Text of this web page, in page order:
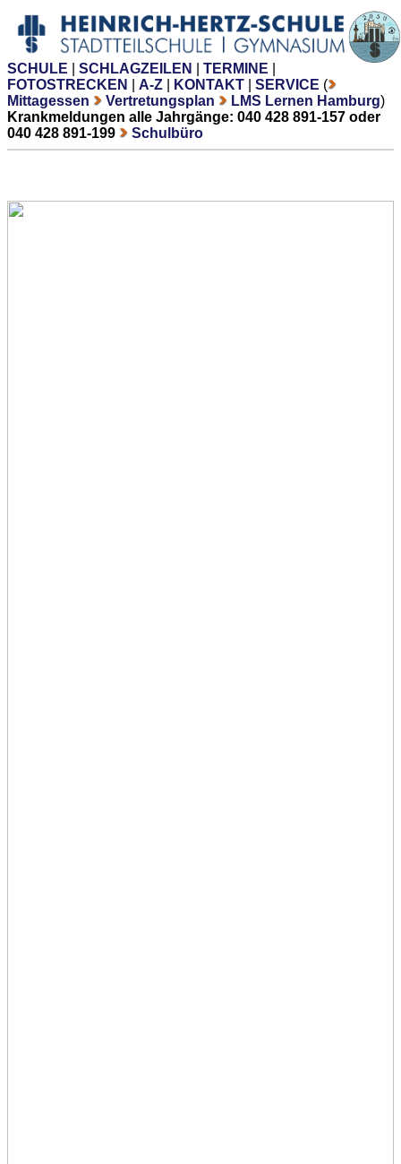
SCHULE SCHLAGZEILEN TERMINE
FOTOSTRECKEN
A-Z KONTAKT SERVICE (
Mittagessen
Vertretungsplan LMS Lernen Hamburg)
Krankmeldungen alle Jahrgänge: 040 428 891-157 oder
040 428 891-199
Schulbüro